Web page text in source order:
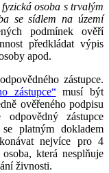
osoba s trvalým
se sídlem na území
podmínek ověří
předkládat výpis
apod.
zástupce.
zástupce“musí být
ověřeného podpisu
zástupce
platným dokladem
nejvíce pro 4
která nesplňuje
živnosti.